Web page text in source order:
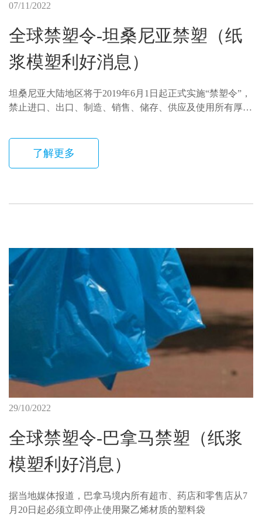
07/11/2022
全球禁塑令-坦桑尼亚禁塑（纸
浆模塑利好消息）
坦桑尼亚大陆地区将于2019年6月1日起正式实施“禁塑令”，
禁止进口、出口、制造、销售、储存、供应及使用所有厚度
了解更多
29/10/2022
全球禁塑令-巴拿马禁塑（纸浆
模塑利好消息）
据当地媒体报道，巴拿马境内所有超市、药店和零售店从7
月20日起必须立即停止使用聚乙烯材质的塑料袋